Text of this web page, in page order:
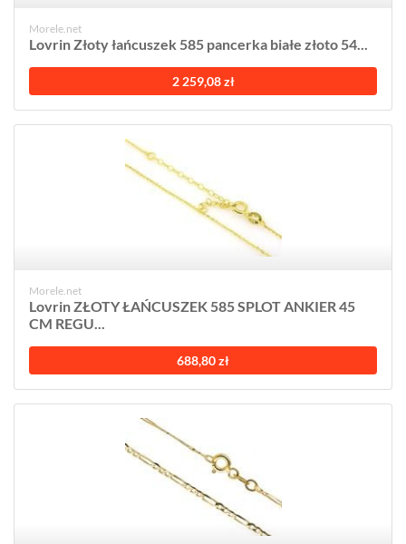
Morele.net
Lovrin Złoty łańcuszek 585 pancerka białe złoto 54...
2 259,08 zł
Morele.net
Lovrin ZŁOTY ŁAŃCUSZEK 585 SPLOT ANKIER 45
CM REGU...
688,80 zł